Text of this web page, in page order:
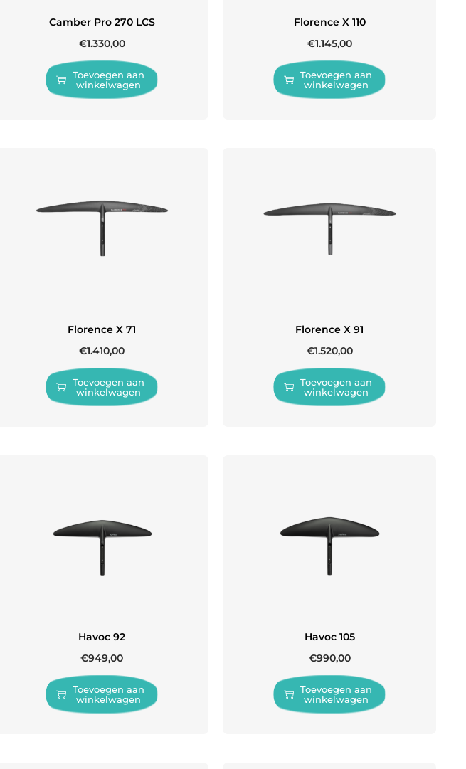
Camber Pro 270 LCS
€1.330,00
Toevoegen aan
winkelwagen
Florence X 110
€1.145,00
Toevoegen aan
winkelwagen
Florence X 71
€1.410,00
Toevoegen aan
winkelwagen
Florence X 91
€1.520,00
Toevoegen aan
winkelwagen
Havoc 92
€949,00
Toevoegen aan
winkelwagen
Havoc 105
€990,00
Toevoegen aan
winkelwagen